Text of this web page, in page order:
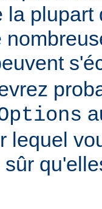
la
lequel